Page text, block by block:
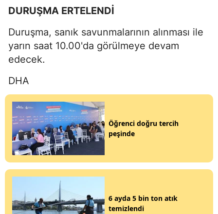
DURUŞMA ERTELENDİ
Duruşma, sanık savunmalarının alınması ile
yarın saat 10.00'da görülmeye devam
edecek.
DHA
Öğrenci doğru tercih
peşinde
6 ayda 5 bin ton atık
temizlendi